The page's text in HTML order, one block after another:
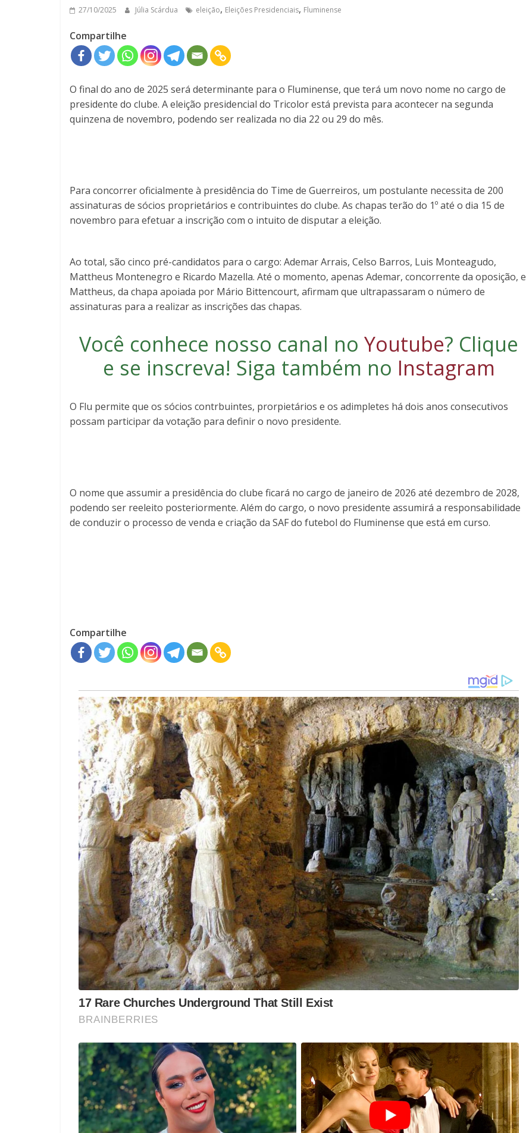
27/10/2025 Júlia Scárdua eleição, Eleições Presidenciais, Fluminense
Compartilhe
O final do ano de 2025 será determinante para o Fluminense, que terá um novo nome no cargo de
presidente do clube. A eleição presidencial do Tricolor está prevista para acontecer na segunda
quinzena de novembro, podendo ser realizada no dia 22 ou 29 do mês.
Para concorrer oficialmente à presidência do Time de Guerreiros, um postulante necessita de 200
assinaturas de sócios proprietários e contribuintes do clube. As chapas terão do 1º até o dia 15 de
novembro para efetuar a inscrição com o intuito de disputar a eleição.
Ao total, são cinco pré-candidatos para o cargo: Ademar Arrais, Celso Barros, Luis Monteagudo,
Mattheus Montenegro e Ricardo Mazella. Até o momento, apenas Ademar, concorrente da oposição, e
Mattheus, da chapa apoiada por Mário Bittencourt, afirmam que ultrapassaram o número de
assinaturas para a realizar as inscrições das chapas.
Você conhece nosso canal no Youtube? Clique
e se inscreva! Siga também no Instagram
O Flu permite que os sócios contrbuintes, prorpietários e os adimpletes há dois anos consecutivos
possam participar da votação para definir o novo presidente.
O nome que assumir a presidência do clube ficará no cargo de janeiro de 2026 até dezembro de 2028,
podendo ser reeleito posteriormente. Além do cargo, o novo presidente assumirá a responsabilidade
de conduzir o processo de venda e criação da SAF do futebol do Fluminense que está em curso.
Compartilhe